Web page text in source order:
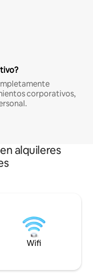
corporativos,
alquileres
Wifi